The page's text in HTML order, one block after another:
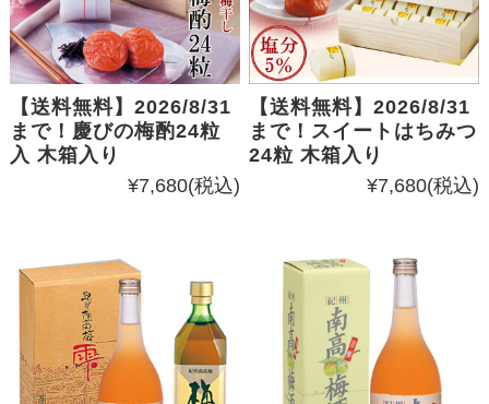
【送料無料】2026/8/31
まで！慶びの梅酌24粒
入 木箱入り
¥7,680(税込)
【送料無料】2026/8/31
まで！スイートはちみつ
24粒 木箱入り
¥7,680(税込)